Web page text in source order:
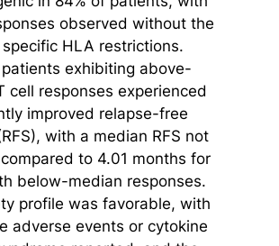
observed without the
HLA restrictions.
exhibiting above-
cell responses experienced
improved relapse-free
with a median RFS not
to 4.01 months for
below-median responses.
profile was favorable, with
adverse events or cytokine